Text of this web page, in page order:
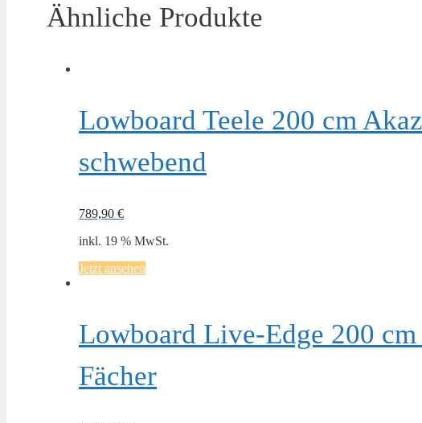
Ähnliche Produkte
Lowboard Teele 200 cm
schwebend
789,90 €
inkl. 19 % MwSt.
Jetzt ansehen
Lowboard Live-Edge 200
Fächer